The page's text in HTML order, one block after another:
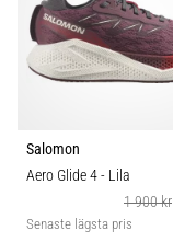
Salomon
Aero Glide 4- Lila
1 900 kr
Senaste lägsta pris